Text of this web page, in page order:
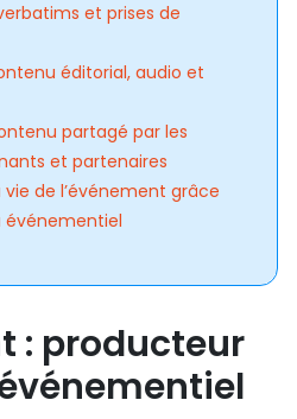
et prises de
éditorial, audio et
partagé par les
et partenaires
vie de l’événement grâce
: producteur